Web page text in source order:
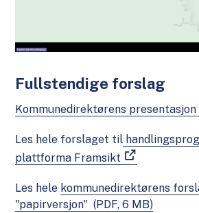
Fullstendige forslag
Kommunedirektørens presentasjon
Les hele forslaget til
plattforma Framsikt
Les hele kommunedirektørens
"papirversjon" (PDF, 6 MB)